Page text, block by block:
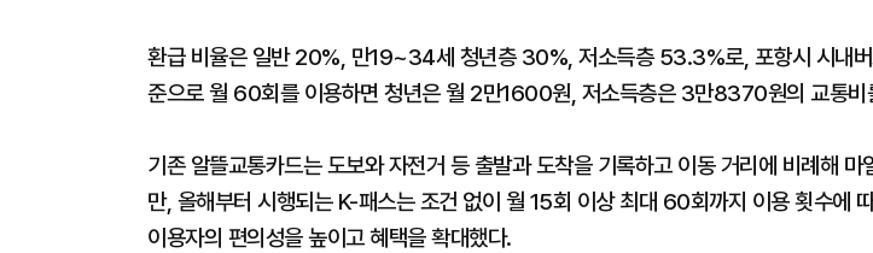
환급 비율은 일반 20%, 만19~34세 청년층 30%, 저소득층 53.3%로, 포항시 시내
준으로 월 60회를 이용하면 청년은 월 2만1600원, 저소득층은 3만8370원의 교통비
기존 알뜰교통카드는 도보와 자전거 등 출발과 도착을 기록하고 이동 거리에 비례해 마
만, 올해부터 시행되는 K-패스는 조건 없이 월 15회 이상 최대 60회까지 이용 횟수에
이용자의 편의성을 높이고 혜택을 확대했다.